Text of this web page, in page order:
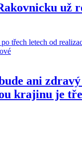
už
ani zdravý
krajinu je